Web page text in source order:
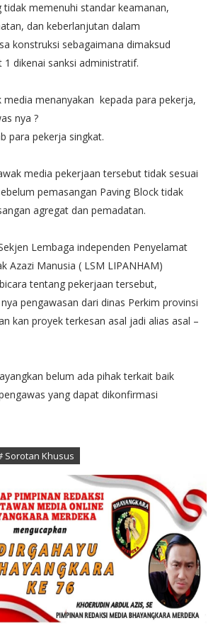
tidak memenuhi standar keamanan,
dan keberlanjutan dalam
konstruksi sebagaimana dimaksud
1 dikenai sanksi administratif.
media menanyakan kepada para pekerja,
nya ?
para pekerja singkat.
media pekerjaan tersebut tidak sesuai
pemasangan Paving Block tidak
agregat dan pemadatan.
Lembaga independen Penyelamat
Azazi Manusia ( LSM LIPANHAM)
tentang pekerjaan tersebut,
pengawasan dari dinas Perkim provinsi
kan proyek terkesan asal jadi alias asal –
belum ada pihak terkait baik
yang dapat dikonfirmasi
Sorotan Khusus